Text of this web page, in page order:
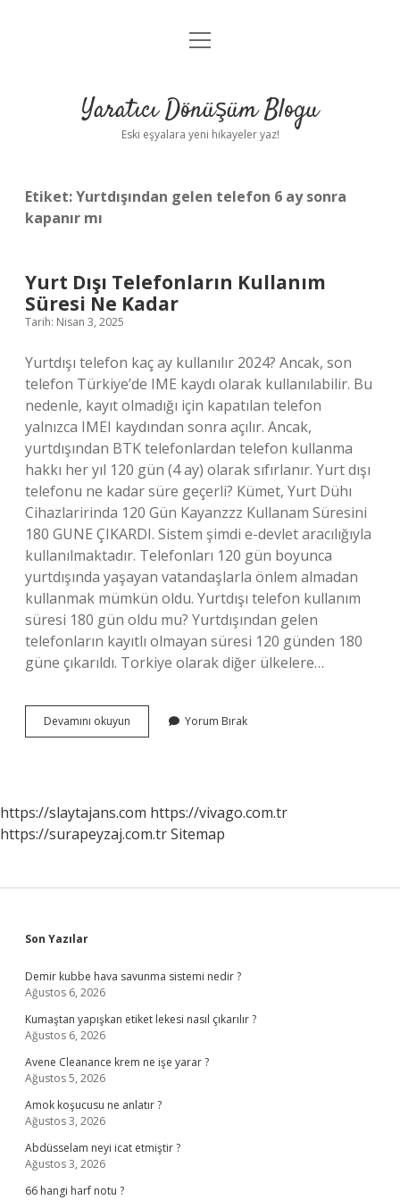
Anasayfa
Yasal Uyarı
menüyü
Yaratıcı Dönüşüm Blogu
Eski eşyalara yeni hikayeler yaz!
Etiket:Yurtdışından gelen telefon 6 ay sonra
kapanır mı
Yurt Dışı Telefonların Kullanım
Süresi Ne Kadar
Tarih: Nisan 3, 2025
Yurtdışı telefon kaç ay kullanılır 2024? Ancak, son
telefon Türkiye’de IME kaydı olarak kullanılabilir. Bu
nedenle, kayıt olmadığı için kapatılan telefon
yalnızca IMEI kaydından sonra açılır. Ancak,
yurtdışından BTK telefonlardan telefon kullanma
hakkı her yıl 120 gün (4 ay) olarak sıfırlanır. Yurt dışı
telefonu ne kadar süre geçerli? Kümet, Yurt Dühı
Cihazlaririnda 120 Gün Kayanzzz Kullanam Süresini
180 GUNE ÇIKARDI. Sistem şimdi e-devlet aracılığıyla
kullanılmaktadır. Telefonları 120 gün boyunca
yurtdışında yaşayan vatandaşlarla önlem almadan
kullanmak mümkün oldu. Yurtdışı telefon kullanım
süresi 180 gün oldu mu? Yurtdışından gelen
telefonların kayıtlı olmayan süresi 120 günden 180
güne çıkarıldı. Torkiye olarak diğer ülkelere…
Devamını okuyun
Dışı
Kadar
Yorum Bırak
https://slaytajans.com https://vivago.com.tr
https://surapeyzaj.com.trSitemap
Sidebar
Son Yazılar
Demir kubbe hava savunma sistemi nedir ?
Ağustos 6, 2026
Kumaştan yapışkan etiket lekesi nasıl çıkarılır ?
Ağustos 6, 2026
Avene Cleanance krem ne işe yarar ?
Ağustos 5, 2026
Amok koşucusu ne anlatır ?
Ağustos 3, 2026
Abdüsselam neyi icat etmiştir ?
Ağustos 3, 2026
66 hangi harf notu ?